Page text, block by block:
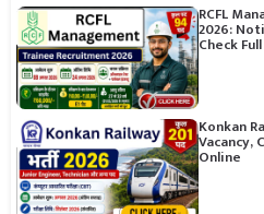
RCFL
2026:
Check
Konkan
Vacancy,
Online